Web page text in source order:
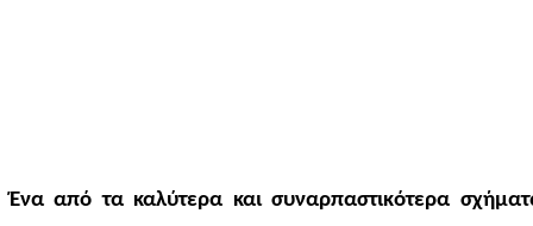
Ένα από τα καλύτερα και συναρπαστικότερα